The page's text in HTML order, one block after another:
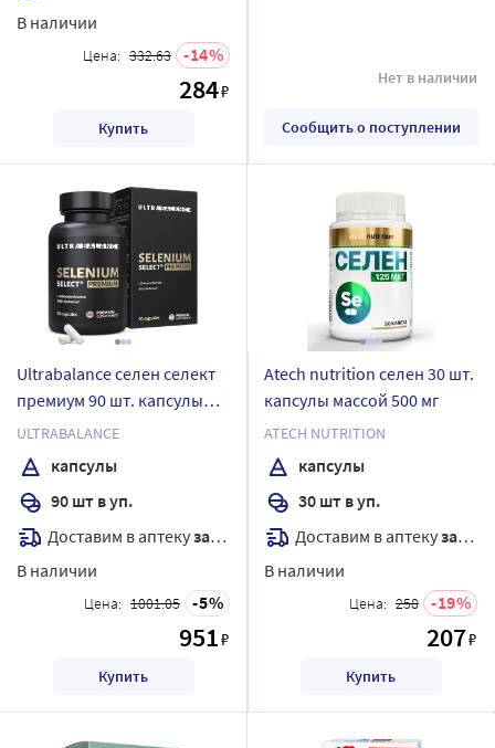
В наличии
Цена: 332.63 14
284₽
Купить
Нет в наличии
Сообщить о поступлении
Ultrabalance селен селект
премиум 90 шт. капсулы
массой 400 мг
ULTRABALANCE
капсулы
90 шт в уп.
Доставим в аптекузавтра
В наличии
Цена: 1001.05 5
951₽
Купить
Atech nutrition селен 30 шт.
капсулы массой 500 мг
ATECH NUTRITION
капсулы
30 шт в уп.
Доставим в аптекузавтра
В наличии
Цена: 258 19
207₽
Купить